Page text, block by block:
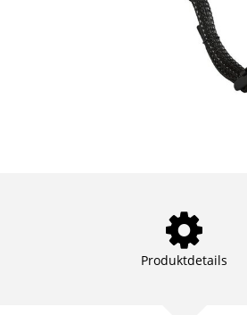
Produktdetails